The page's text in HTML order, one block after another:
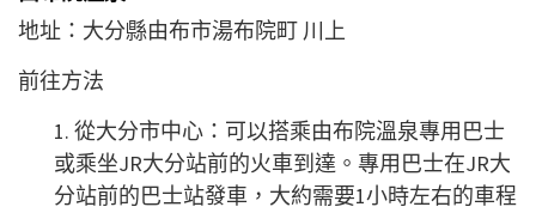
地址：大分縣由布市湯布院町 川上
前往方法
1. 從大分市中心：可以搭乘由布院溫泉專用巴士
或乘坐JR大分站前的火車到達。專用巴士在JR大
分站前的巴士站發車，大約需要1小時左右的車程